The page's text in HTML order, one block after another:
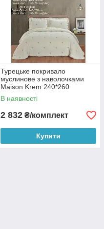
Турецьке покривало
муслинове з наволочками
Maison Krem 240*260
В наявності
2 832 ₴/комплект
Купити